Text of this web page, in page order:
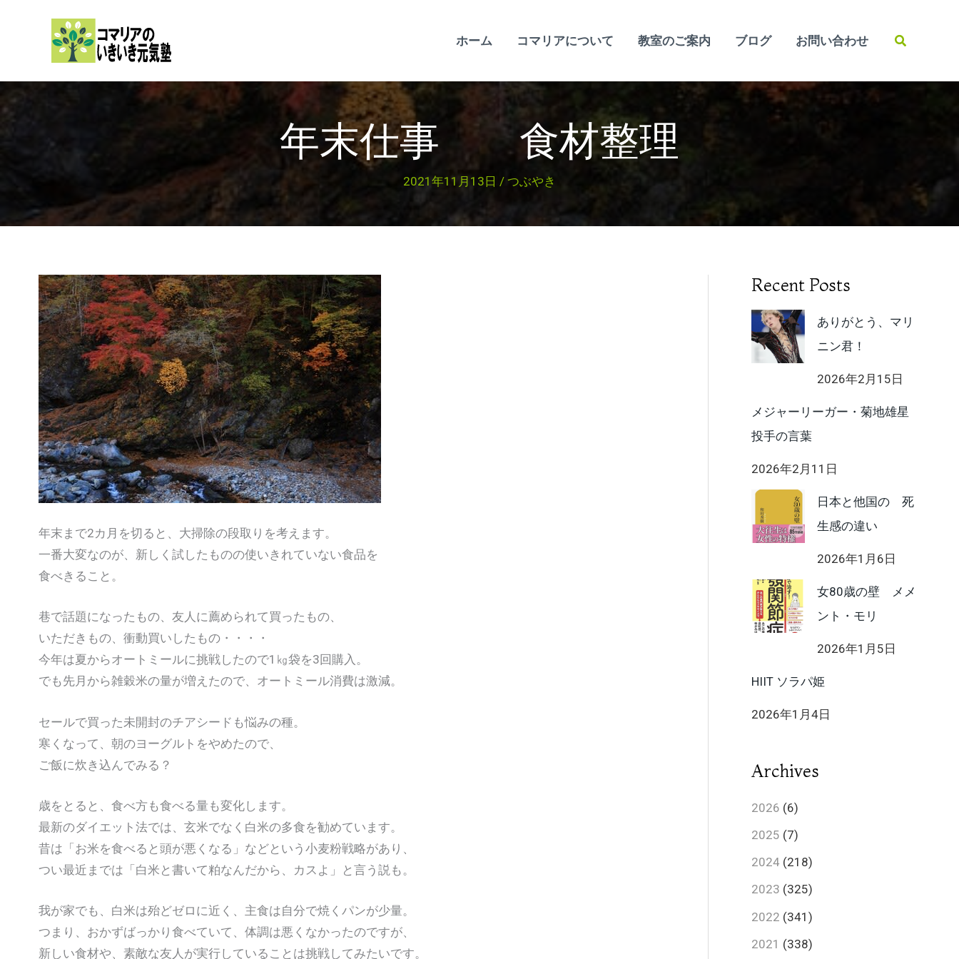
ホーム コマリアについて 教室のご案内 ブログ お問い合わせ
検
年末仕事 食材整理
2021年11月13日 / つぶやき
年末まで2カ月を切ると、大掃除の段取りを考えます。
一番大変なのが、新しく試したものの使いきれていない食品を
食べきること。
巷で話題になったもの、友人に薦められて買ったもの、
いただきもの、衝動買いしたもの・・・・
今年は夏からオートミールに挑戦したので1㎏袋を3回購入。
でも先月から雑穀米の量が増えたので、オートミール消費は激減。
セールで買った未開封のチアシードも悩みの種。
寒くなって、朝のヨーグルトをやめたので、
ご飯に炊き込んでみる？
歳をとると、食べ方も食べる量も変化します。
最新のダイエット法では、玄米でなく白米の多食を勧めています。
昔は「お米を食べると頭が悪くなる」などという小麦粉戦略があり、
つい最近までは「白米と書いて粕なんだから、カスよ」と言う説も。
我が家でも、白米は殆どゼロに近く、主食は自分で焼くパンが少量。
つまり、おかずばっかり食べていて、体調は悪くなかったのですが、
新しい食材や、素敵な友人が実行していることは挑戦してみたいです。
Recent Posts
ありがとう、マリ
ニン君！
2026年2月15日
メジャーリーガー・菊地雄星
投手の言葉
2026年2月11日
日本と他国の 死
生感の違い
2026年1月6日
女80歳の壁 メメ
ント・モリ
2026年1月5日
HIIT ソラパ姫
2026年1月4日
Archives
2026 (6)
2025 (7)
2024 (218)
2023 (325)
2022 (341)
2021 (338)